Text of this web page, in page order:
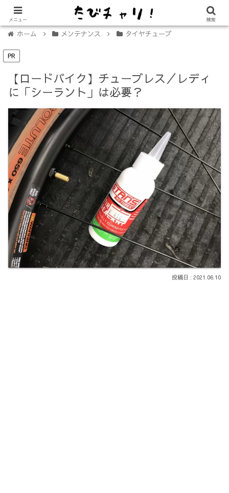
【免許不要に！】電動キックボード「LUUP（ループ）」の始め方
ホーム メンテナンス タイヤチューブ
PR
【ロードバイク】チューブレス／レディ
に「シーラント」は必要？
2021.06.10
メニュー 検索